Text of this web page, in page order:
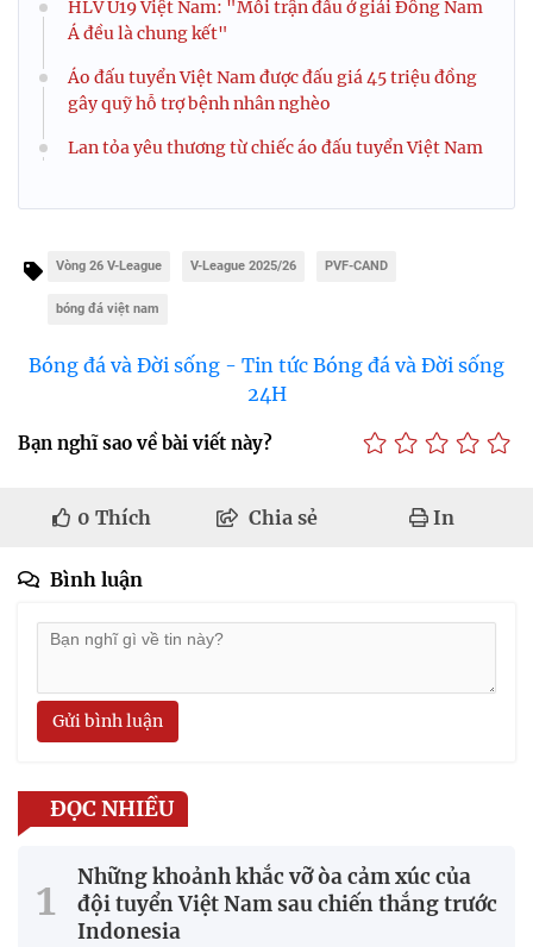
HLV U19 Việt Nam: "Mỗi trận đấu ở giải Đông Nam
Á đều là chung kết"
Áo đấu tuyển Việt Nam được đấu giá 45 triệu đồng
gây quỹ hỗ trợ bệnh nhân nghèo
Lan tỏa yêu thương từ chiếc áo đấu tuyển Việt Nam
Vòng 26 V-League V-League 2025/26 PVF-CAND
bóng đá việt nam
Bóng đá và Đời sống - Tin tức Bóng đá và Đời sống
24H
Bạn nghĩ sao về bài viết này?
0 Thích Chia sẻ In
Bình luận
Gửi bình luận
ĐỌC NHIỀU
Những khoảnh khắc vỡ òa cảm xúc của
đội tuyển Việt Nam sau chiến thắng trước
Indonesia